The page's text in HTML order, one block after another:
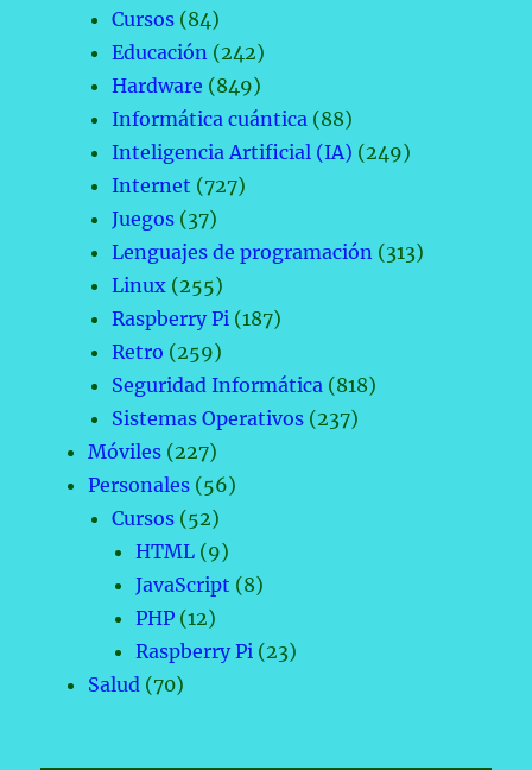
Cursos (84)
Educación (242)
Hardware (849)
Informática cuántica (88)
Inteligencia Artificial (IA) (249)
Internet (727)
Juegos (37)
Lenguajes de programación (313)
Linux (255)
Raspberry Pi (187)
Retro (259)
Seguridad Informática (818)
Sistemas Operativos (237)
Móviles (227)
Personales (56)
Cursos (52)
HTML (9)
JavaScript (8)
PHP (12)
Raspberry Pi (23)
Salud (70)